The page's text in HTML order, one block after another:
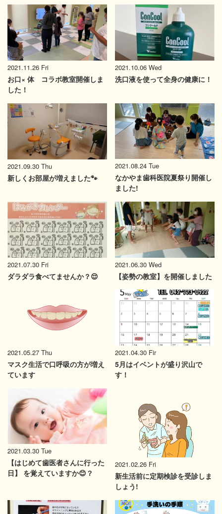
2021.11.26 Fri
お口× 体 コラボ教室開催しま
した！
2021.10.06 Wed
洗口液を使って全身の健康に！
2021.09.30 Thu
新しくお部屋が増えました🐾
2021.08.24 Tue
なかやま歯科医院夏祭り開催し
ました!
2021.07.30 Fri
ダラダラ食べてませんか？😌
2021.06.30 Wed
【姿勢の教室】を開催しました
2021.05.27 Thu
マスク生活で口呼吸の方が増え
ています
2021.04.30 Fir
5月はイベントが盛り沢山で
す！
2021.03.30 Tue
【はじめて歯医者さんに行った
日】 を覚えていますか😊？
2021.02.26 Fri
新生活前に定期検診を受診しま
しょう!